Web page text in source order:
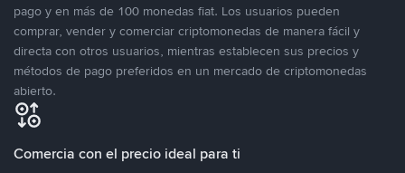
pago y en más de 100 monedas fiat. Los usuarios pueden
comprar, vender y comerciar criptomonedas de manera fácil y
directa con otros usuarios, mientras establecen sus precios y
métodos de pago preferidos en un mercado de criptomonedas
abierto.
Comercia con el precio ideal para ti